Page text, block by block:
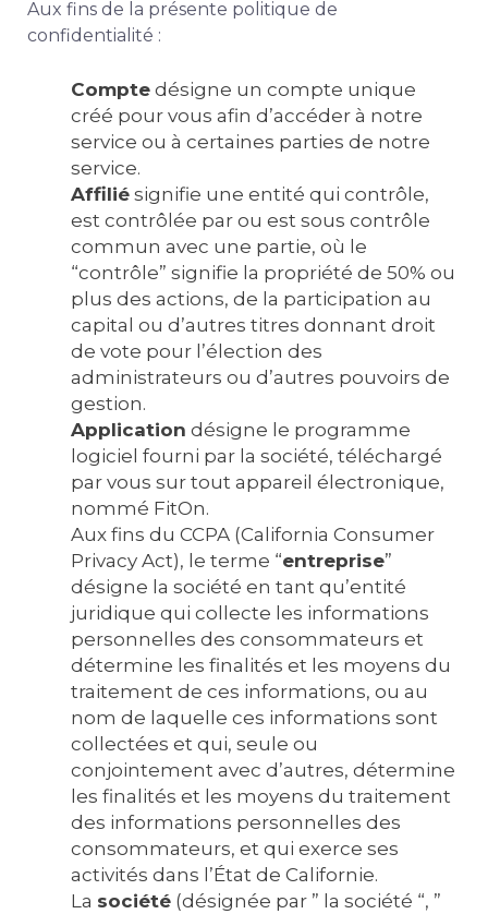
Aux fins de la présente politique de
confidentialité :
Compte désigne un compte unique
créé pour vous afin d’accéder à notre
service ou à certaines parties de notre
service.
Affilié signifie une entité qui contrôle,
est contrôlée par ou est sous contrôle
commun avec une partie, où le
“contrôle” signifie la propriété de 50% ou
plus des actions, de la participation au
capital ou d’autres titres donnant droit
de vote pour l’élection des
administrateurs ou d’autres pouvoirs de
gestion.
Application désigne le programme
logiciel fourni par la société, téléchargé
par vous sur tout appareil électronique,
nommé FitOn.
Aux fins du CCPA (California Consumer
Privacy Act), le terme “entreprise”
désigne la société en tant qu’entité
juridique qui collecte les informations
personnelles des consommateurs et
détermine les finalités et les moyens du
traitement de ces informations, ou au
nom de laquelle ces informations sont
collectées et qui, seule ou
conjointement avec d’autres, détermine
les finalités et les moyens du traitement
des informations personnelles des
consommateurs, et qui exerce ses
activités dans l’État de Californie.
La société (désignée par ” la société “, ”